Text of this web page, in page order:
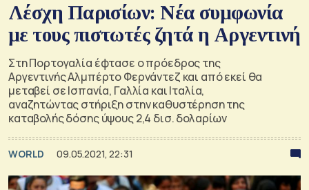
Λέσχη Παρισίων: Nέα συμφωνία
με τους πιστωτές ζητά η Αργεντινή
Στη Πορτογαλία έφτασε ο πρόεδρος της
Αργεντινής Αλμπέρτο Φερνάντεζ και από εκεί θα
μεταβεί σε Ισπανία, Γαλλία και Ιταλία,
αναζητώντας στήριξη στην καθυστέρηση της
καταβολής δόσης ύψους 2,4 δισ. δολαρίων
WORLD 09.05.2021, 22:31